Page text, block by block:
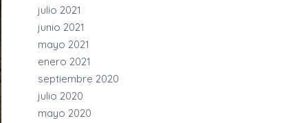
julio 2021
junio 2021
mayo 2021
enero 2021
septiembre 2020
julio 2020
mayo 2020